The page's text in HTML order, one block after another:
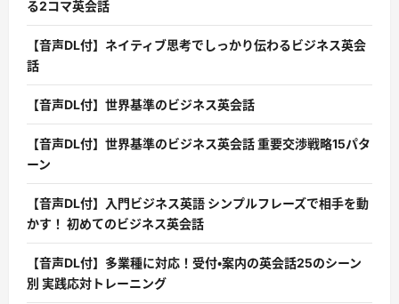
る2コマ英会話
【音声DL付】ネイティブ思考でしっかり伝わるビジネス英会
話
【音声DL付】世界基準のビジネス英会話
【音声DL付】世界基準のビジネス英会話 重要交渉戦略15パタ
ーン
【音声DL付】入門ビジネス英語 シンプルフレーズで相手を動
かす！ 初めてのビジネス英会話
【音声DL付】多業種に対応！受付・案内の英会話25のシーン
別 実践応対トレーニング